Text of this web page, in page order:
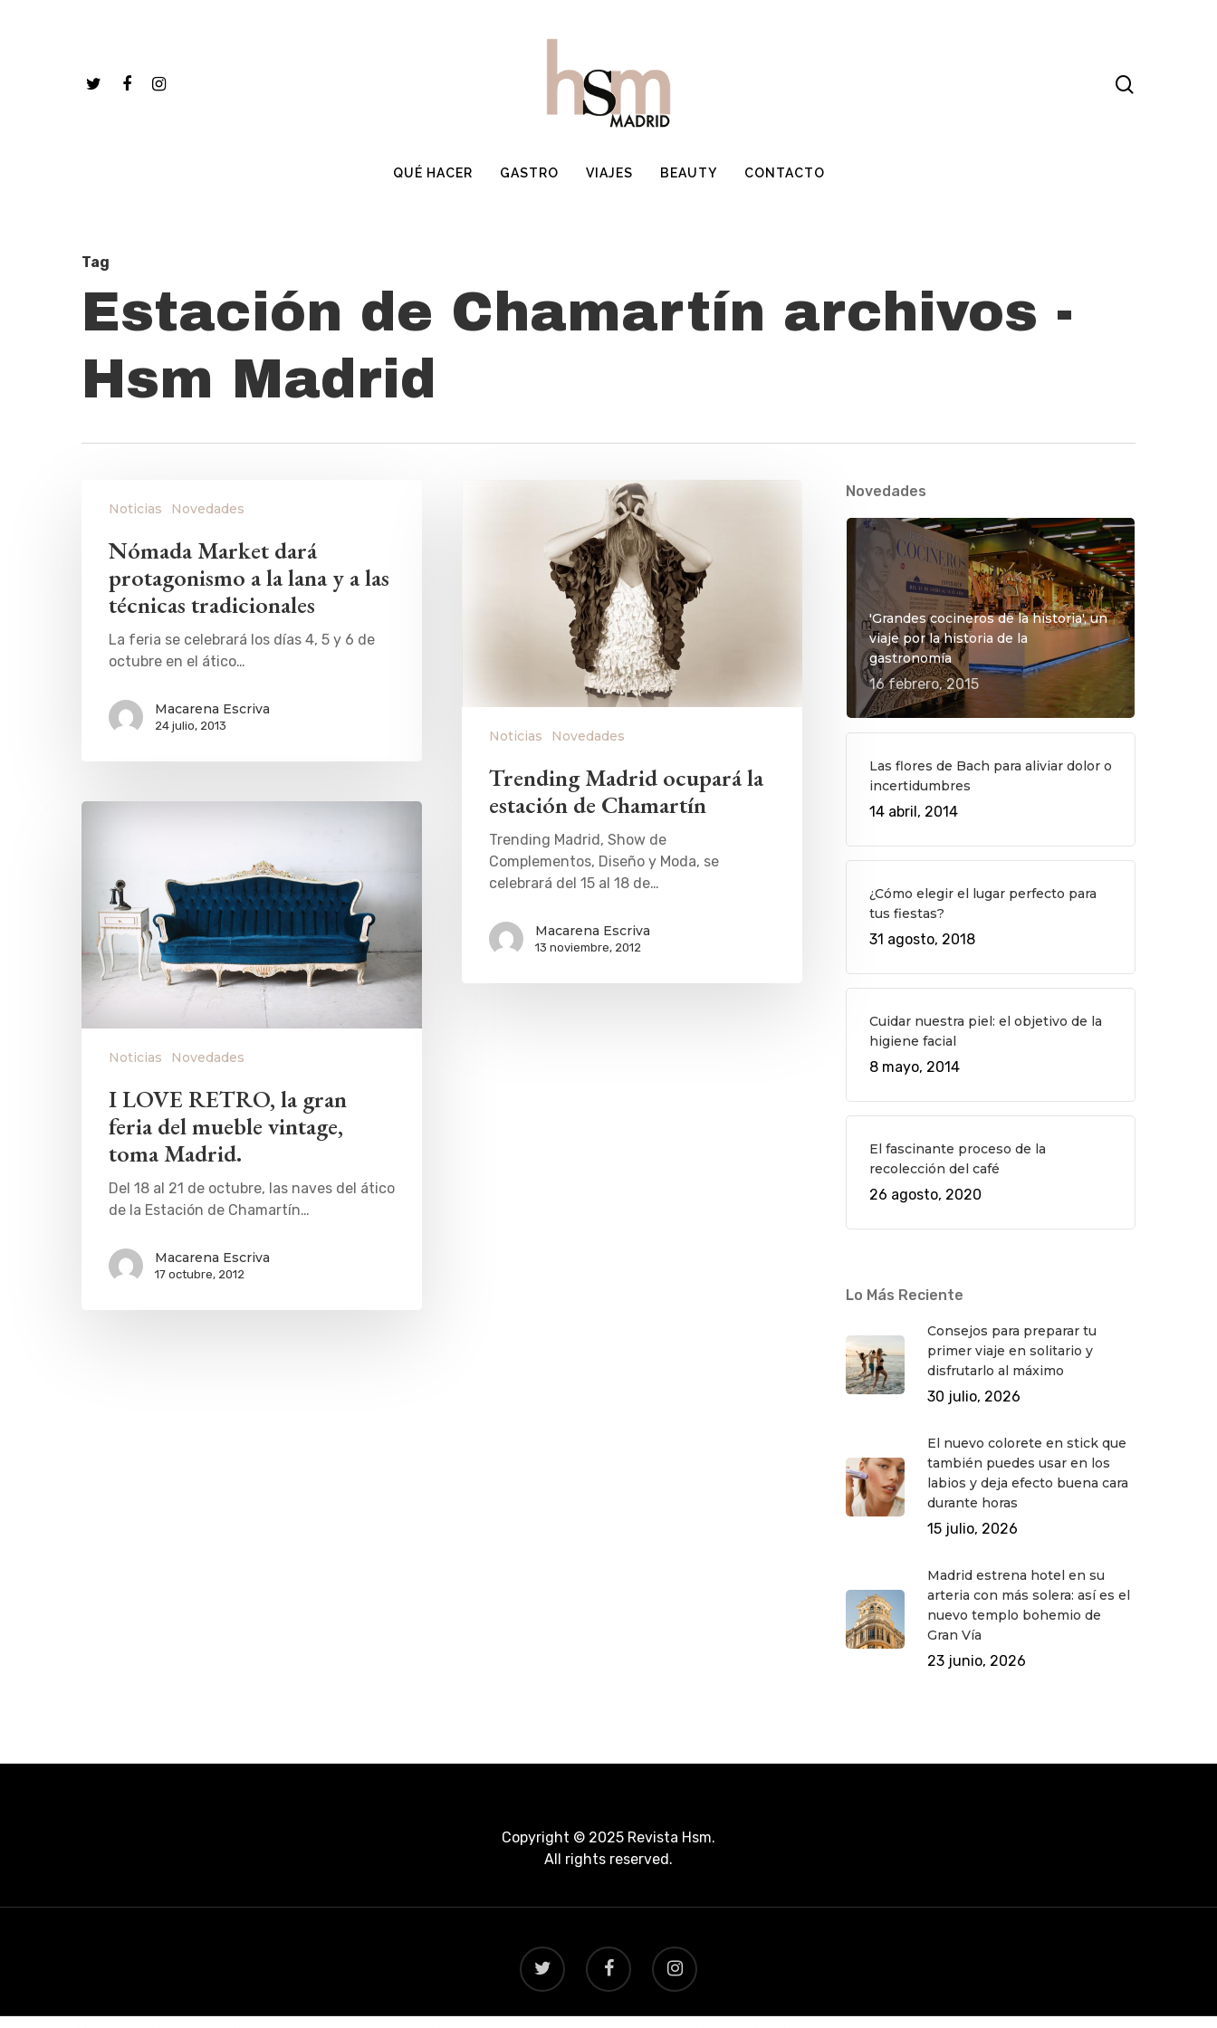
Hit enter to search or ESC to close
QUÉ HACER GASTRO VIAJES BEAUTY CONTACTO
Tag
Estación de Chamartín archivos -
Hsm Madrid
Noticias Novedades
Nómada Market dará
protagonismo a la lana y a las
técnicas tradicionales
La feria se celebrará los días 4, 5 y 6 de
octubre en el ático…
Macarena Escriva
24 julio, 2013
Noticias Novedades
Trending Madrid ocupará la
estación de Chamartín
Trending Madrid, Show de
Complementos, Diseño y Moda, se
celebrará del 15 al 18 de…
Macarena Escriva
13 noviembre, 2012
Noticias Novedades
I LOVE RETRO, la gran
feria del mueble vintage,
toma Madrid.
Del 18 al 21 de octubre, las naves del ático
de la Estación de Chamartín…
Macarena Escriva
17 octubre, 2012
Novedades
'Grandes cocineros de la historia', un
viaje por la historia de la
gastronomía
16 febrero, 2015
Las flores de Bach para aliviar dolor o
incertidumbres
14 abril, 2014
¿Cómo elegir el lugar perfecto para
tus fiestas?
31 agosto, 2018
Cuidar nuestra piel: el objetivo de la
higiene facial
8 mayo, 2014
El fascinante proceso de la
recolección del café
26 agosto, 2020
Lo Más Reciente
Consejos para preparar tu
primer viaje en solitario y
disfrutarlo al máximo
30 julio, 2026
El nuevo colorete en stick que
también puedes usar en los
labios y deja efecto buena cara
durante horas
15 julio, 2026
Madrid estrena hotel en su
arteria con más solera: así es el
nuevo templo bohemio de
Gran Vía
23 junio, 2026
Copyright © 2025 Revista Hsm.
All rights reserved.